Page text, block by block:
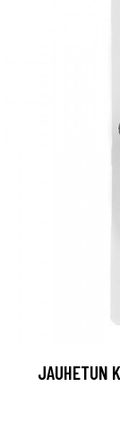
JAUHETUN